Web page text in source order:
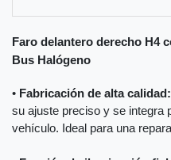
Faro delantero derecho H4
Bus Halógeno
• Fabricación de alta calidad:
su ajuste preciso y se integra
vehículo. Ideal para una